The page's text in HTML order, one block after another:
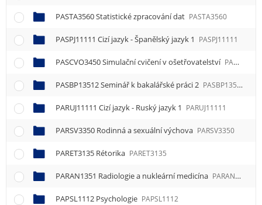
PASTA3560 Statistické zpracování dat PASTA3560
PASPJ11111 Cizí jazyk - Španělský jazyk 1 PASPJ11111
PASCVO3450 Simulační cvičení v ošetřovatelství PASCVO3450
PASBP13512 Seminář k bakalářské práci 2 PASBP13512
PARUJ11111 Cizí jazyk - Ruský jazyk 1 PARUJ11111
PARSV3350 Rodinná a sexuální výchova PARSV3350
PARET3135 Rétorika PARET3135
PARAN1351 Radiologie a nukleární medicína PARAN1351
PAPSL1112 Psychologie PAPSL1112